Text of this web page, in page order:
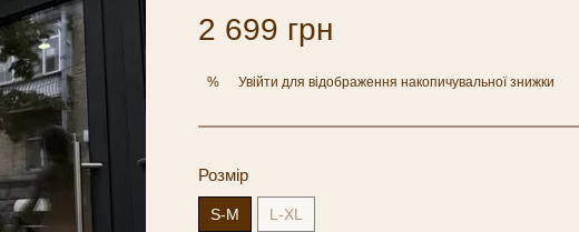
2 699 грн
% Увійти для відображення накопичувальної знижки
Розмір
S-M L-XL